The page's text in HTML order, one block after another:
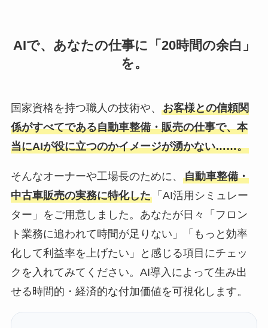
AIで、あなたの仕事に「20時間の余白」
を。
国家資格を持つ職人の技術や、 お客様との信頼関
係がすべてである自動車整備・販売の仕事で、本
当にAIが役に立つのかイメージが湧かない……。
そんなオーナーや工場長のために、 自動車整備・
中古車販売の実務に特化した「AI活用シミュレー
ター」をご用意しました。あなたが日々「フロン
ト業務に追われて時間が足りない」「もっと効率
化して利益率を上げたい」と感じる項目にチェッ
クを入れてみてください。AI導入によって生み出
せる時間的・経済的な付加価値を可視化します。